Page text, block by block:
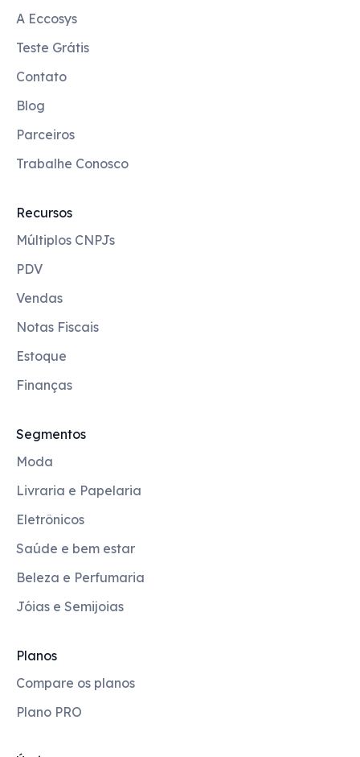
A Eccosys
Teste Grátis
Contato
Blog
Parceiros
Trabalhe Conosco
Recursos
Múltiplos CNPJs
PDV
Vendas
Notas Fiscais
Estoque
Finanças
Segmentos
Moda
Livraria e Papelaria
Eletrônicos
Saúde e bem estar
Beleza e Perfumaria
Jóias e Semijoias
Planos
Compare os planos
Plano PRO